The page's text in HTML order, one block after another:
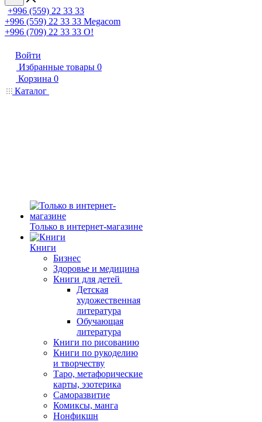
+996 (559) 22 33 33
+996 (559) 22 33 33 Megacom
+996 (709) 22 33 33 O!
Войти
Избранные товары 0
Корзина 0
Каталог
Только в интернет-магазине
Книги
Бизнес
Здоровье и медицина
Книги для детей
Детская
художественная
литература
Обучающая
литература
Книги по рисованию
Книги по рукоделию
и творчеству
Таро, метафорические
карты, эзотерика
Саморазвитие
Комиксы, манга
Нонфикшн